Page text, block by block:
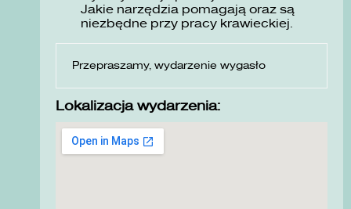
Jakie narzędzia pomagają oraz są
niezbędne przy pracy krawieckiej.
Przepraszamy, wydarzenie wygasło
Lokalizacja wydarzenia: